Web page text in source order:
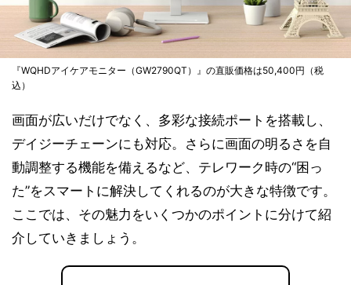
『WQHDアイケアモニター（GW2790QT）』の直販価格は50,400円（税
込）
画面が広いだけでなく、多彩な接続ポートを搭載し、
デイジーチェーンにも対応。さらに画面の明るさを自
動調整する機能を備えるなど、テレワーク時の“困っ
た”をスマートに解決してくれるのが大きな特徴です。
ここでは、その魅力をいくつかのポイントに分けて紹
介していきましょう。